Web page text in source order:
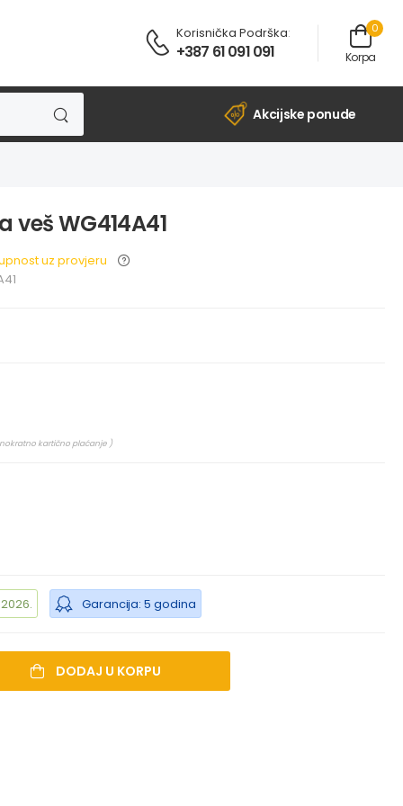
Korisnička Podrška:
+387 61 091 091
0
Korpa
Akcijske ponude
veš WG414A41
uz provjeru
kartično plaćanje )
Garancija: 5 godina
DODAJ U KORPU